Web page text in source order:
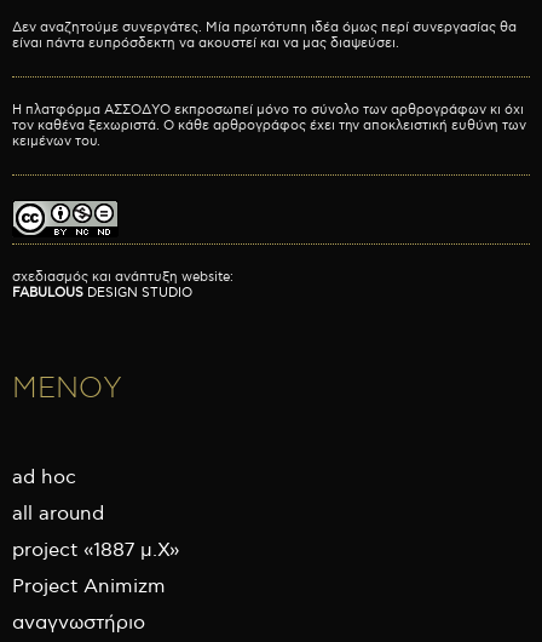
Δεν αναζητούμε συνεργάτες. Μία πρωτότυπη ιδέα όμως περί συνεργασίας θα
είναι πάντα ευπρόσδεκτη να ακουστεί και να μας διαψεύσει.
Η πλατφόρμα ΑΣΣΟΔΥΟ εκπροσωπεί μόνο το σύνολο των αρθρογράφων κι όχι
τον καθένα ξεχωριστά. Ο κάθε αρθρογράφος έχει την αποκλειστική ευθύνη των
κειμένων του.
σχεδιασμός και ανάπτυξη website:
FABULOUS DESIGN STUDIO
ΜΕΝΟΥ
ad hoc
all around
project «1887 μ.Χ»
Project Animizm
αναγνωστήριο